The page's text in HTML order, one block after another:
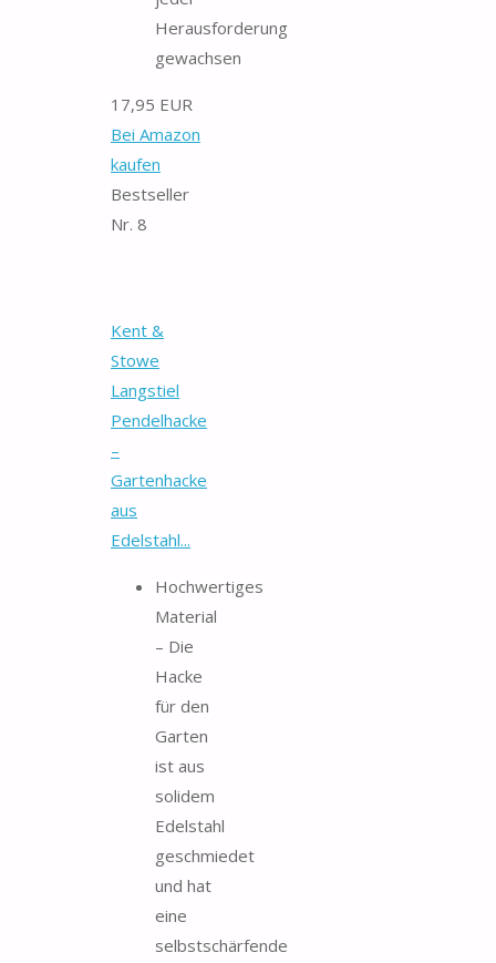
Herausforderung
gewachsen
17,95 EUR
Bei Amazon
kaufen
Bestseller
Nr. 8
Kent &
Stowe
Langstiel
Pendelhacke
–
Gartenhacke
aus
Edelstahl...
Hochwertiges
Material
– Die
Hacke
für den
Garten
ist aus
solidem
Edelstahl
geschmiedet
und hat
eine
selbstschärfende